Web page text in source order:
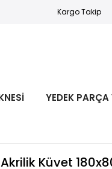
Kargo Takip
YEDEK PARÇA
Küvet